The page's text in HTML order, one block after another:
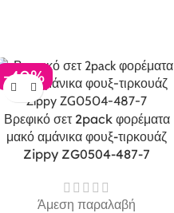
-40%
Βρεφικό σετ 2pack φορέματα
μακό αμάνικα φουξ-τιρκουάζ
Zippy ZG0504-487-7
Άμεση παραλαβή